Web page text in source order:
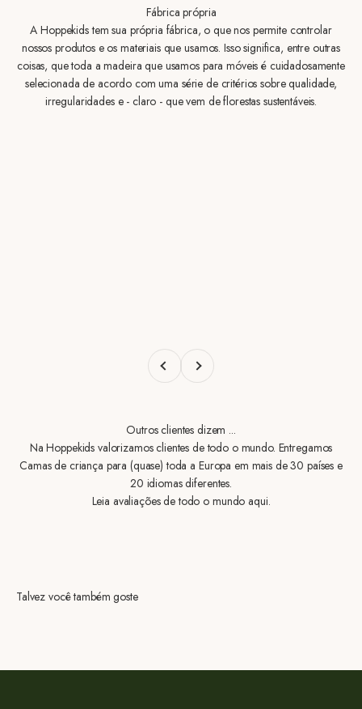
Fábrica própria
A Hoppekids tem sua própria fábrica, o que nos permite controlar
nossos produtos e os materiais que usamos. Isso significa, entre outras
coisas, que toda a madeira que usamos para móveis é cuidadosamente
selecionada de acordo com uma série de critérios sobre qualidade,
irregularidades e - claro - que vem de florestas sustentáveis.
AnteriorPróximo
Outros clientes dizem ...
Na Hoppekids valorizamos clientes de todo o mundo. Entregamos
Camas de criança para (quase) toda a Europa em mais de 30 países e
20 idiomas diferentes.
Leia avaliações de todo o mundo aqui.
Talvez você também goste